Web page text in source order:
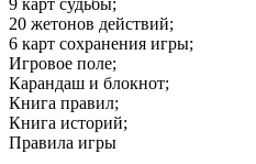
20 жетонов действий;
6 карт сохранения игры;
Игровое поле;
Карандаш и блокнот;
Книга правил;
Книга историй;
Правила игры